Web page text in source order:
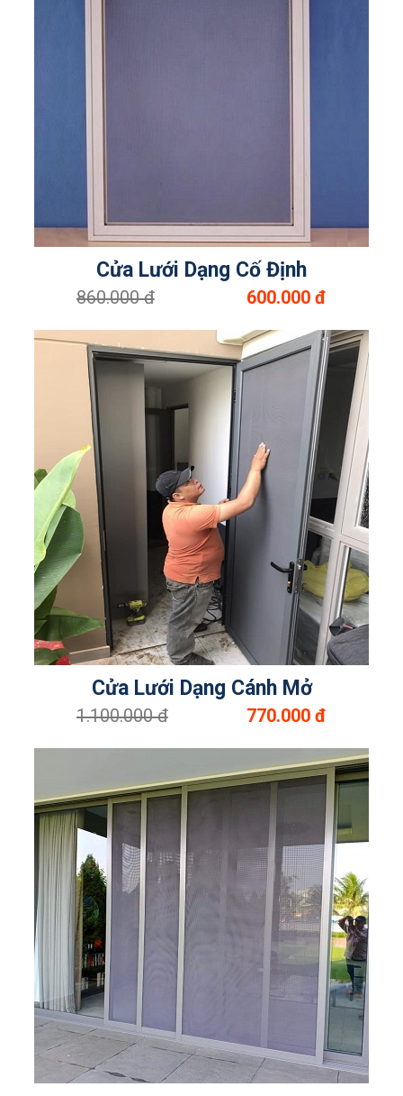
Cửa Lưới Dạng Cố Định
860.000 đ 600.000 đ
Cửa Lưới Dạng Cánh Mở
1.100.000 đ 770.000 đ